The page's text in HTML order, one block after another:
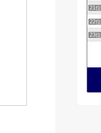
21位
22位
23位